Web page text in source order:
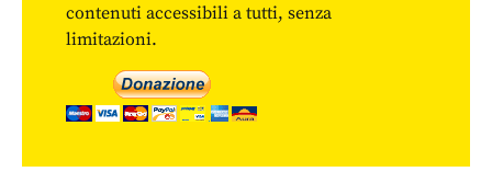
contenuti accessibili a tutti, senza
limitazioni.